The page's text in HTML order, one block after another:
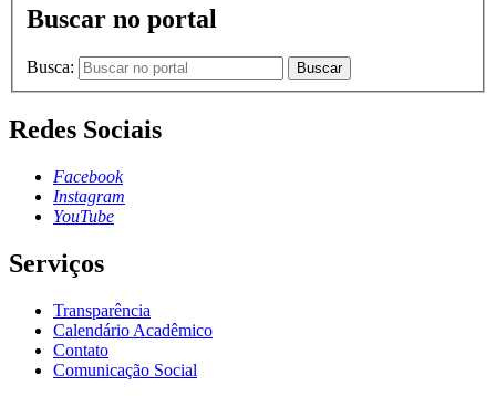
Buscar no portal
Busca: Buscar
Redes Sociais
Facebook
Instagram
YouTube
Serviços
Transparência
Calendário Acadêmico
Contato
Comunicação Social